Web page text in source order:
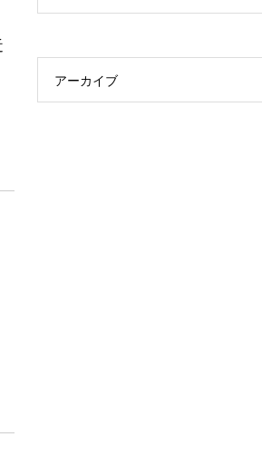
アーカイブ